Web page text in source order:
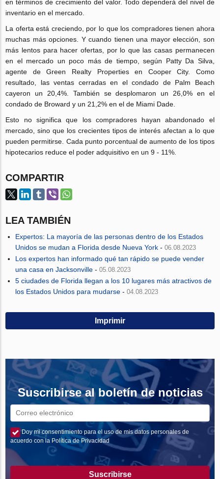
en términos de crecimiento del valor. Todo dependerá del nivel de
inventario en el mercado.
La oferta está creciendo, por lo que los compradores tienen ahora
muchas más opciones. Y cuando tienen una mayor elección, son
más lentos para hacer ofertas, por lo que las casas permanecen
en el mercado un poco más de tiempo, según Patty Da Silva,
agente de Green Realty Properties en Cooper City. Como
resultado, las ventas cerradas en el condado de Palm Beach
cayeron un 20,4%. También se desplomaron un 26,0% en el
condado de Broward y un 21,2% en el de Miami Dade.
Esto no significa que los compradores hayan abandonado el
mercado, sino que los crecientes tipos de interés afectan a lo que
pueden permitirse. Cada punto porcentual de aumento de los tipos
hipotecarios reduce el poder adquisitivo en un 9 - 11%.
COMPARTIR
LEA TAMBIÉN
Expertos: La mayoría de las personas dentro de los Estados
Unidos se mudan a Florida desde Nueva York -06.08.2023
Los expertos han informado qué tan rápido se puede vender
una casa en Jacksonville -05.08.2023
5 ciudades de Florida llegan a los 10 lugares más atractivos de
los Estados Unidos para mudarse -04.08.2023
Imprimir
Suscribirse al boletín de noticias
Doy mi consentimiento para el uso de mis datos personales de
acuerdo con la Política de Privacidad
Suscribirse